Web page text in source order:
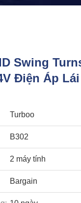
Swing
Điện Áp
Turboo
B302
2 máy tính
Bargain